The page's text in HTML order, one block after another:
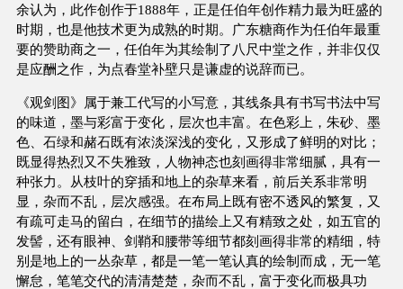
余认为，此作创作于1888年，正是任伯年创作精力最为旺盛的
时期，也是他技术更为成熟的时期。广东糖商作为任伯年最重
要的赞助商之一，任伯年为其绘制了八尺中堂之作，并非仅仅
是应酬之作，为点春堂补壁只是谦虚的说辞而已。
《观剑图》属于兼工代写的小写意，其线条具有书写书法中写
的味道，墨与彩富于变化，层次也丰富。在色彩上，朱砂、墨
色、石绿和赭石既有浓淡深浅的变化，又形成了鲜明的对比；
既显得热烈又不失雅致，人物神态也刻画得非常细腻，具有一
种张力。从枝叶的穿插和地上的杂草来看，前后关系非常明
显，杂而不乱，层次感强。在布局上既有密不透风的繁复，又
有疏可走马的留白，在细节的描绘上又有精致之处，如五官的
发髻，还有眼神、剑鞘和腰带等细节都刻画得非常的精细，特
别是地上的一丛杂草，都是一笔一笔认真的绘制而成，无一笔
懈怠，笔笔交代的清清楚楚，杂而不乱，富于变化而极具功